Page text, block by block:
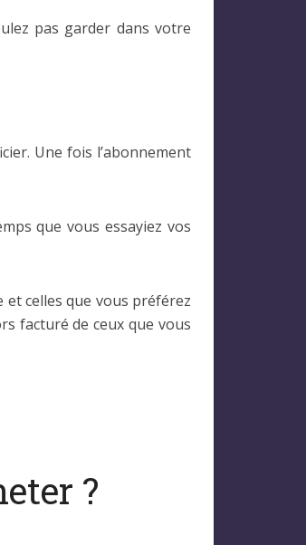
pas garder dans votre
Une fois l’abonnement
que vous essayiez vos
et celles que vous préférez
facturé de ceux que vous
?